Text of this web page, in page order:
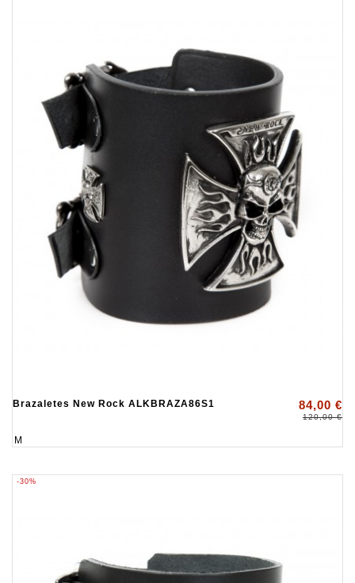
Brazaletes New Rock ALKBRAZA86S1 84,00 €
120,00 €
M
-30%